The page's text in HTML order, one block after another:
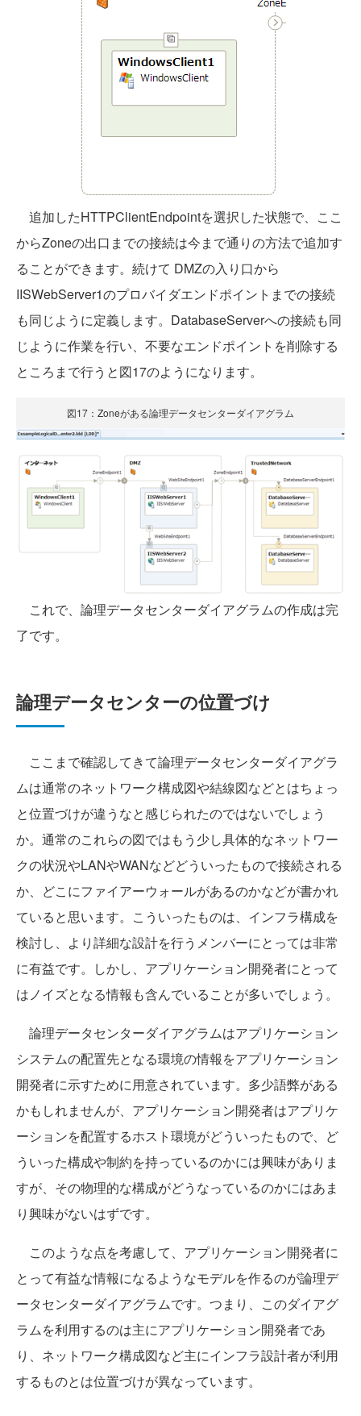
追加したHTTPClientEndpointを選択した状態で、ここ
からZoneの出口までの接続は今まで通りの方法で追加す
ることができます。続けて DMZの入り口から
IISWebServer1のプロバイダエンドポイントまでの接続
も同じように定義します。DatabaseServerへの接続も同
じように作業を行い、不要なエンドポイントを削除する
ところまで行うと図17のようになります。
図17：Zoneがある論理データセンターダイアグラム
これで、論理データセンターダイアグラムの作成は完
了です。
論理データセンターの位置づけ
ここまで確認してきて論理データセンターダイアグラ
ムは通常のネットワーク構成図や結線図などとはちょっ
と位置づけが違うなと感じられたのではないでしょう
か。通常のこれらの図ではもう少し具体的なネットワー
クの状況やLANやWANなどどういったもので接続される
か、どこにファイアーウォールがあるのかなどが書かれ
ていると思います。こういったものは、インフラ構成を
検討し、より詳細な設計を行うメンバーにとっては非常
に有益です。しかし、アプリケーション開発者にとって
はノイズとなる情報も含んでいることが多いでしょう。
論理データセンターダイアグラムはアプリケーション
システムの配置先となる環境の情報をアプリケーション
開発者に示すために用意されています。多少語弊がある
かもしれませんが、アプリケーション開発者はアプリケ
ーションを配置するホスト環境がどういったもので、ど
ういった構成や制約を持っているのかには興味がありま
すが、その物理的な構成がどうなっているのかにはあま
り興味がないはずです。
このような点を考慮して、アプリケーション開発者に
とって有益な情報になるようなモデルを作るのが論理デ
ータセンターダイアグラムです。つまり、このダイアグ
ラムを利用するのは主にアプリケーション開発者であ
り、ネットワーク構成図など主にインフラ設計者が利用
するものとは位置づけが異なっています。